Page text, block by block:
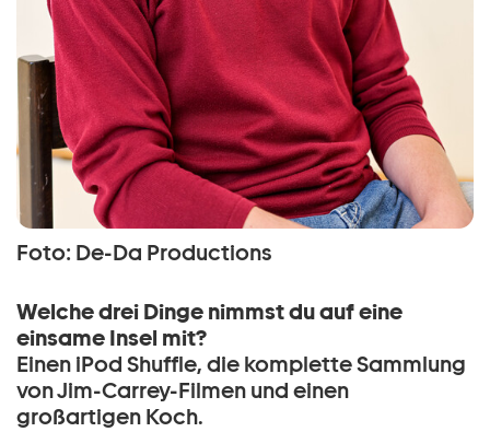
Foto: De-Da Productions
Welche drei Dinge nimmst du auf eine
einsame Insel mit?
Einen iPod Shuffle, die komplette Sammlung
von Jim-Carrey-Filmen und einen
großartigen Koch.